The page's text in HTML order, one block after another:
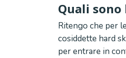
Quali
Ritengo che per
cosiddette hard
per entrare in